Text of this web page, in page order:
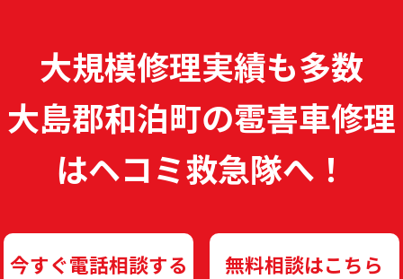
大規模修理実績も多数
大島郡和泊町の雹害車修理
はヘコミ救急隊へ！
今すぐ電話相談する 無料相談はこちら